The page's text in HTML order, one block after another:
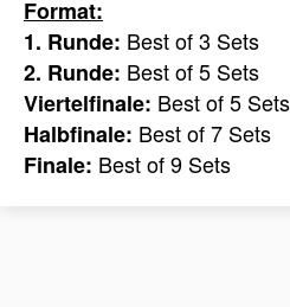
Format:
1. Runde: Best of 3 Sets
2. Runde: Best of 5 Sets
Viertelfinale: Best of 5 Sets
Halbfinale: Best of 7 Sets
Finale: Best of 9 Sets